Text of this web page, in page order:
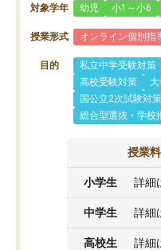
対象学年 幼児 小1～小6
授業形式 オンライン個別指
目的 私立中学受験対策
高校受験対策
国公立2次試験対策
総合型選抜・学校
授業
小学生 詳細
中学生 詳細
高校生 詳細